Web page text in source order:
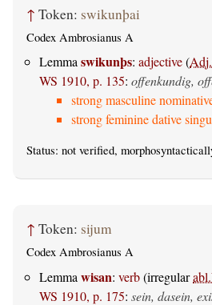
↑ Token: swikunþai
Codex Ambrosianus A
Lemmaswikunþs: adjective(
WS 1910, p. 135: offenkundig,
strong masculine
strong feminine dative
Status: not verified,
↑ Token: sijum
Codex Ambrosianus A
Lemma wisan: verb(irregular
WS 1910, p. 175: sein, dasein,